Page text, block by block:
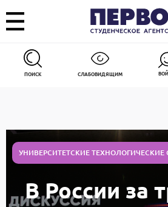
ПОИСК СЛАБОВИДЯЩИМ
УНИВЕРСИТЕТСКИЕ ТЕХНОЛОГИЧЕСКИЕ
В России за